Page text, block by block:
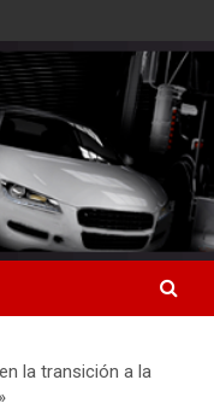
la transición a la